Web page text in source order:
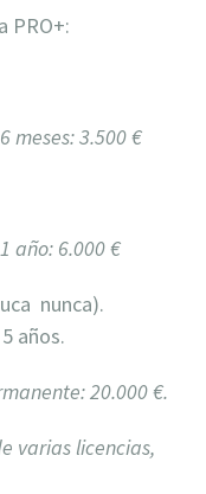
PRO+:
meses: 3.500 €
año: 6.000 €
nunca).
años.
20.000 €.
varias licencias,